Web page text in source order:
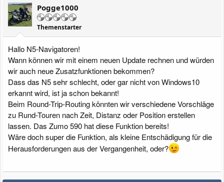
Pogge1000
Themenstarter
Hallo N5-Navigatoren!
Wann können wir mit einem neuen Update rechnen und würden
wir auch neue Zusatzfunktionen bekommen?
Dass das N5 sehr schlecht, oder gar nicht von Windows10
erkannt wird, ist ja schon bekannt!
Beim Round-Trip-Routing könnten wir verschiedene Vorschläge
zu Rund-Touren nach Zeit, Distanz oder Position erstellen
lassen. Das Zumo 590 hat diese Funktion bereits!
Wäre doch super die Funktion, als kleine Entschädigung für die
Herausforderungen aus der Vergangenheit, oder?